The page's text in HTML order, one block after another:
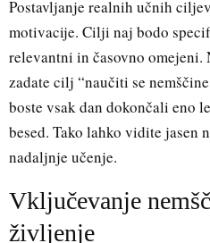
Postavljanje realnih učnih
motivacije. Cilji naj bodo
relevantni in časovno omejeni.
zadate cilj “naučiti se
boste vsak dan dokončali eno
besed. Tako lahko vidite jasen
nadaljnje učenje.
Vključevanje
življenje